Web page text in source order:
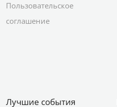
Пользовательское
соглашение
Лучшие события